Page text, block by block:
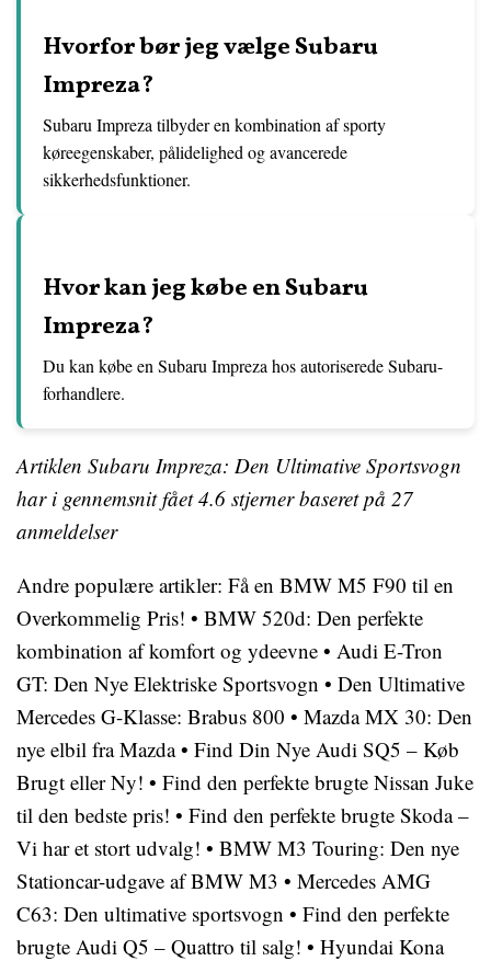
Hvorfor bør jeg vælge Subaru
Impreza?
Subaru Impreza tilbyder en kombination af sporty
køreegenskaber, pålidelighed og avancerede
sikkerhedsfunktioner.
Hvor kan jeg købe en Subaru
Impreza?
Du kan købe en Subaru Impreza hos autoriserede Subaru-
forhandlere.
Artiklen Subaru Impreza: Den Ultimative Sportsvogn
har i gennemsnit fået4.6 stjerner baseret på 27
anmeldelser
Andre populære artikler: Få en BMW M5 F90 til en
Overkommelig Pris! • BMW 520d: Den perfekte
kombination af komfort og ydeevne • Audi E-Tron
GT: Den Nye Elektriske Sportsvogn • Den Ultimative
Mercedes G-Klasse: Brabus 800 • Mazda MX 30: Den
nye elbil fra Mazda• Find Din Nye Audi SQ5 – Køb
Brugt eller Ny! • Find den perfekte brugte Nissan Juke
til den bedste pris! • Find den perfekte brugte Skoda –
Vi har et stort udvalg! • BMW M3 Touring: Den nye
Stationcar-udgave af BMW M3 • Mercedes AMG
C63: Den ultimative sportsvogn • Find den perfekte
brugte Audi Q5 – Quattro til salg! • Hyundai Kona